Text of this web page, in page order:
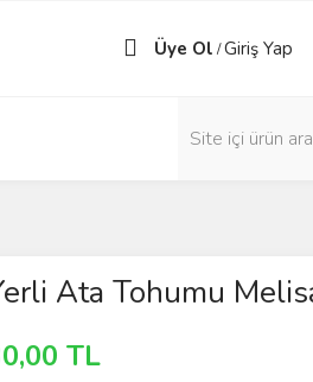
Üye Ol /Giriş Yap
Ata Tohumu
TL